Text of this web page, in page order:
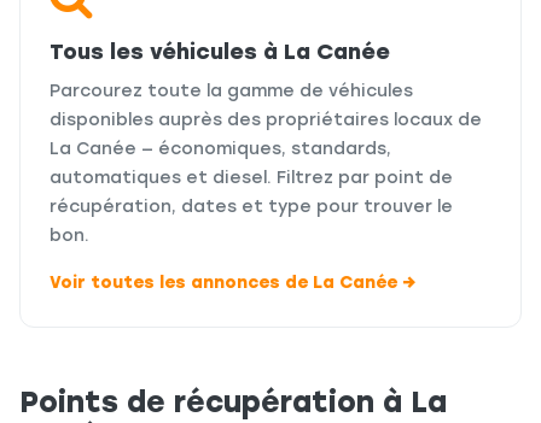
Tous les véhicules à La Canée
Parcourez toute la gamme de véhicules
disponibles auprès des propriétaires locaux de
La Canée — économiques, standards,
automatiques et diesel. Filtrez par point de
récupération, dates et type pour trouver le
bon.
Voir toutes les annonces de La Canée →
Points de récupération à La